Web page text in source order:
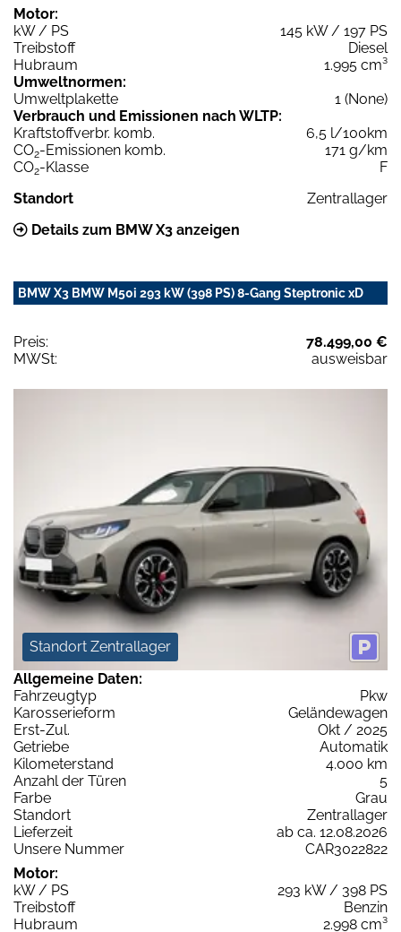
Motor:
kW / PS
145 kW / 197 PS
Treibstoff
Diesel
Hubraum
1.995 cm³
Umweltnormen:
Umweltplakette
1 (None)
Verbrauch und Emissionen nach WLTP:
Kraftstoffverbr. komb.
6,5 l/100km
CO2-Emissionen komb.
171 g/km
CO2-Klasse
F
Standort
Zentrallager
Details zum BMW X3 anzeigen
BMW X3 BMW M50i 293 kW (398 PS) 8-Gang Steptronic xD
Preis:
78.499,00 €
MWSt:
ausweisbar
Standort Zentrallager
Allgemeine Daten:
Fahrzeugtyp
Pkw
Karosserieform
Geländewagen
Erst-Zul.
Okt / 2025
Getriebe
Automatik
Kilometerstand
4.000 km
Anzahl der Türen
5
Farbe
Grau
Standort
Zentrallager
Lieferzeit
ab ca. 12.08.2026
Unsere Nummer
CAR3022822
Motor:
kW / PS
293 kW / 398 PS
Treibstoff
Benzin
Hubraum
2.998 cm³